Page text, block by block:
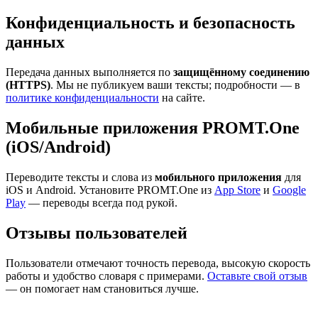
Конфиденциальность и безопасность
данных
Передача данных выполняется по защищённому соединению
(HTTPS). Мы не публикуем ваши тексты; подробности — в
политике конфиденциальности на сайте.
Мобильные приложения PROMT.One
(iOS/Android)
Переводите тексты и слова из мобильного приложения для
iOS и Android. Установите PROMT.One из App Store и Google
Play — переводы всегда под рукой.
Отзывы пользователей
Пользователи отмечают точность перевода, высокую скорость
работы и удобство словаря с примерами. Оставьте свой отзыв
— он помогает нам становиться лучше.